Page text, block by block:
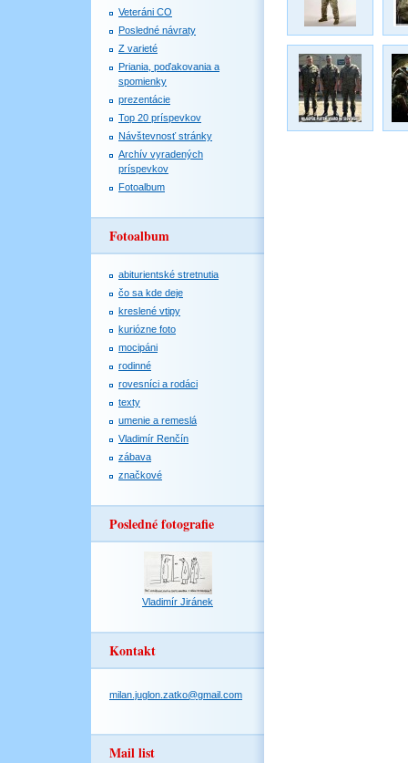
Veteráni CO
Posledné návraty
Z varieté
Priania, poďakovania a
spomienky
prezentácie
Top 20 príspevkov
Návštevnosť stránky
Archív vyradených
príspevkov
Fotoalbum
Fotoalbum
abiturientské stretnutia
čo sa kde deje
kreslené vtipy
kuriózne foto
mocipáni
rodinné
rovesníci a rodáci
texty
umenie a remeslá
Vladimír Renčín
zábava
značkové
Posledné fotografie
Vladimír Jiránek
Kontakt
milan.juglon.zatko@gmail.com
Mail list